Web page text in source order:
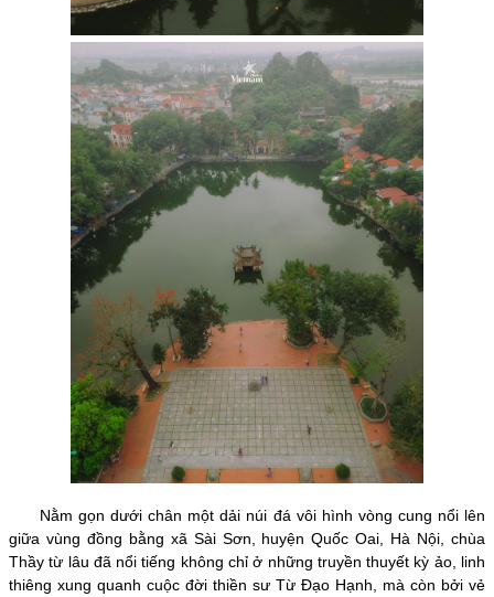
Nằm gọn dưới chân một dải núi đá vôi hình vòng cung nổi lên
giữa vùng đồng bằng xã Sài Sơn, huyện Quốc Oai, Hà Nội, chùa
Thầy từ lâu đã nổi tiếng không chỉ ở những truyền thuyết kỳ ảo, linh
thiêng xung quanh cuộc đời thiền sư Từ Đạo Hạnh, mà còn bởi vẻ